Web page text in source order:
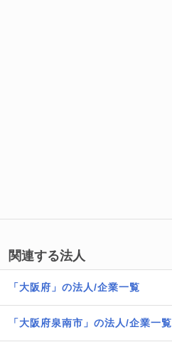
関連する法人
「大阪府」の法人/企業一覧
「大阪府泉南市」の法人/企業一覧